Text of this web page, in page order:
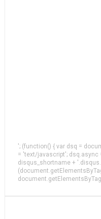
'; (function() { var dsq =
= 'text/javascript'; dsq.async
disqus_shortname +